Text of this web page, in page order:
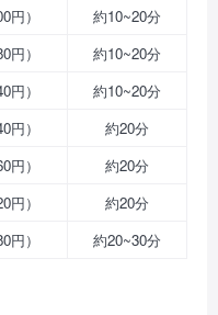
円）
約10~20分
円）
約10~20分
円）
約10~20分
円）
約20分
円）
約20分
円）
約20分
円） 約20~30分